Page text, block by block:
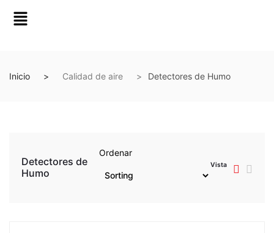
Inicio Calidad de aire Detectores de Humo
Detectores de
Humo
Ordenar
Vista